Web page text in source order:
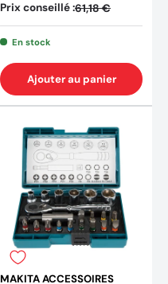
Prix conseillé :61,18 €
En stock
Ajouter au panier
MAKITA ACCESSOIRES